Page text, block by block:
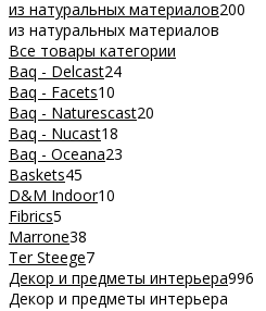
из натуральных материалов200
из натуральных материалов
Все товары категории
Baq - Delcast24
Baq - Facets10
Baq - Naturescast20
Baq - Nucast18
Baq - Oceana23
Baskets45
D&M Indoor10
Fibrics5
Marrone38
Ter Steege7
Декор и предметы интерьера996
Декор и предметы интерьера